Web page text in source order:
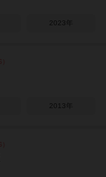
2023年
2013年